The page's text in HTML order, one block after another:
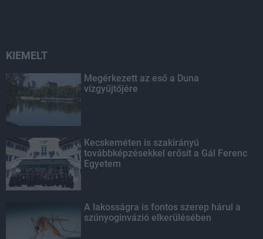
KIEMELT
Megérkezett az eső a Duna
vízgyűjtőjére
Kecskeméten is szakirányú
továbbképzésekkel erősít a Gál Ferenc
Egyetem
A lakosságra is fontos szerep hárul a
szúnyoginvázió elkerülésében